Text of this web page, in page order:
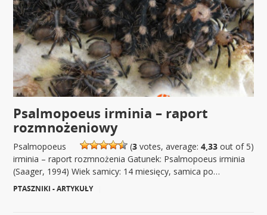
Psalmopoeus irminia – raport
rozmnożeniowy
(3votes, average: 4,33out of 5)
Psalmopoeus
irminia – raport rozmnożenia Gatunek: Psalmopoeus irminia
(Saager, 1994) Wiek samicy: 14 miesięcy, samica po…
PTASZNIKI - ARTYKUŁY